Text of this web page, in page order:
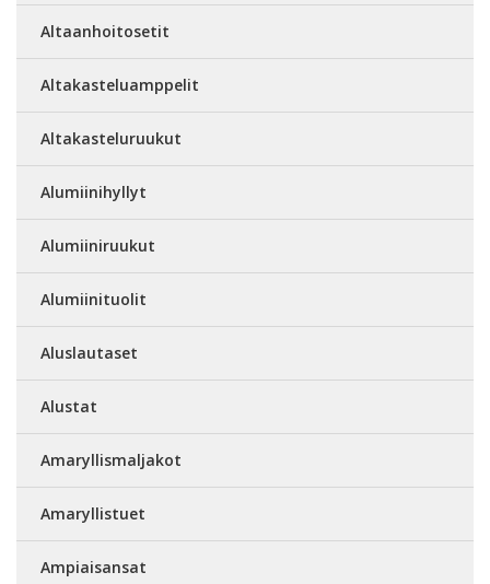
Altaanhoitosetit
Altakasteluamppelit
Altakasteluruukut
Alumiinihyllyt
Alumiiniruukut
Alumiinituolit
Aluslautaset
Alustat
Amaryllismaljakot
Amaryllistuet
Ampiaisansat